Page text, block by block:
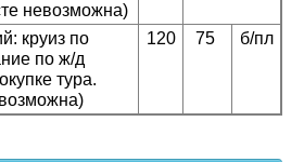
невозможна)
круиз по
по ж/д
тура.
120 75 б/пл